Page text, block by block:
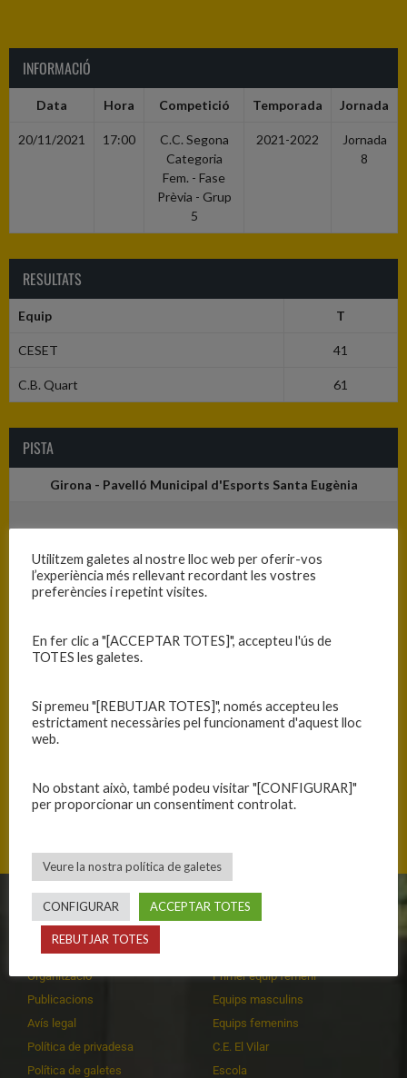
INFORMACIÓ
Data Hora Competició Temporada Jornada
20/11/2021 17:00
C.C. Segona
Categoria
Fem. - Fase
Prèvia - Grup
5
2021-2022
Jornada
8
RESULTATS
Equip T
CESET 41
C.B. Quart 61
PISTA
Girona - Pavelló Municipal d'Esports Santa Eugènia
Passeig d'Olot, 17006 Girona, Catalunya
Història
Organització
Publicacions
Avís legal
Política de privadesa
Política de galetes
Primer equip femení
Equips masculins
Equips femenins
C.E. El Vilar
Escola
Utilitzem galetes al nostre lloc web per oferir-vos
l’experiència més rellevant recordant les vostres
preferències i repetint visites.
En fer clic a "[ACCEPTAR TOTES]", accepteu l'ús de
TOTES les galetes.
Si premeu "[REBUTJAR TOTES]", només accepteu les
estrictament necessàries pel funcionament d'aquest lloc
web.
No obstant això, també podeu visitar "[CONFIGURAR]"
per proporcionar un consentiment controlat.
Veure la nostra política de galetes
CONFIGURAR ACCEPTAR TOTES
REBUTJAR TOTES